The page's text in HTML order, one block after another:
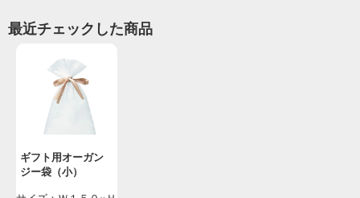
最近チェックした商品
ギフト用オーガン
ジー袋（小）